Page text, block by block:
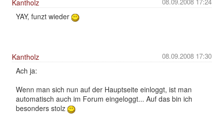
Kantholz
YAY, funzt wieder
08.09.2008 17:30
Kantholz
Ach ja:
Wenn man sich nun auf der Hauptseite einloggt, ist man
automatisch auch im Forum eingeloggt... Auf das bin ich
besonders stolz